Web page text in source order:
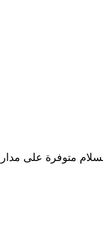
متوفرة على مدار